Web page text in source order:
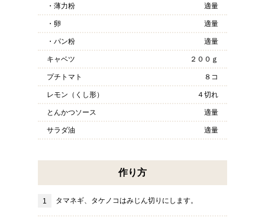
・薄力粉 適量
・卵 適量
・パン粉 適量
キャベツ ２００ｇ
プチトマト ８コ
レモン（くし形） ４切れ
とんかつソース 適量
サラダ油 適量
作り方
タマネギ、タケノコはみじん切りにします。